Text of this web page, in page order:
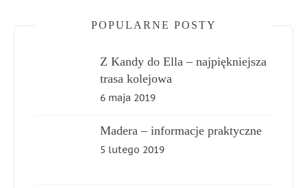
POPULARNE POSTY
Z Kandy do Ella – najpiękniejsza
trasa kolejowa
6 maja 2019
Madera – informacje praktyczne
5 lutego 2019